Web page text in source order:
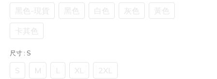
黑色-現貨 黑色 白色 灰色 黃色
卡其色
尺寸 : S
S M L XL 2XL